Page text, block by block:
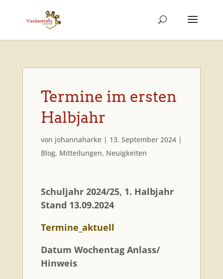
Termine im ersten
Halbjahr
von johannaharke| 13. September 2024|
Blog, Mitteilungen, Neuigkeiten
Schuljahr 2024/25, 1. Halbjahr
Stand 13.09.2024
Termine_aktuell
Datum Wochentag Anlass/
Hinweis